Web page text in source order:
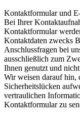
Kontaktformular und
Bei Ihrer
Kontaktformular
Kontaktdaten zwecks
Anschlussfragen bei
ausschließlich zum
Ihnen genutzt und
Wir weisen darauf hin,
Sicherheitslücken
vertraulichen
Kontaktformular zu